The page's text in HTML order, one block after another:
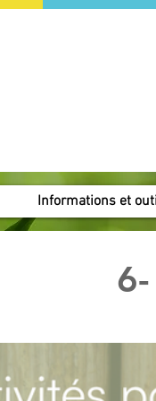
Informations et